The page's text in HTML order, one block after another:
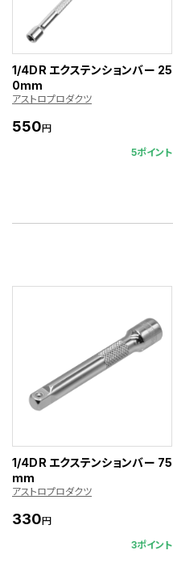
1/4DR エクステンションバー 25
0mm
アストロプロダクツ
550円
5ポイント
1/4DR エクステンションバー 75
mm
アストロプロダクツ
330円
3ポイント